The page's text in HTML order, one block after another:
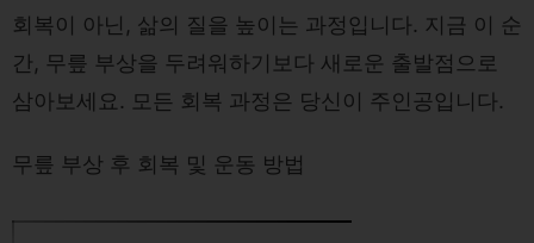
회복이 아닌, 삶의 질을 높이는 과정입니다. 지금 이 순
간, 무릎 부상을 두려워하기보다 새로운 출발점으로
삼아보세요. 모든 회복 과정은 당신이 주인공입니다.
무릎 부상 후 회복 및 운동 방법